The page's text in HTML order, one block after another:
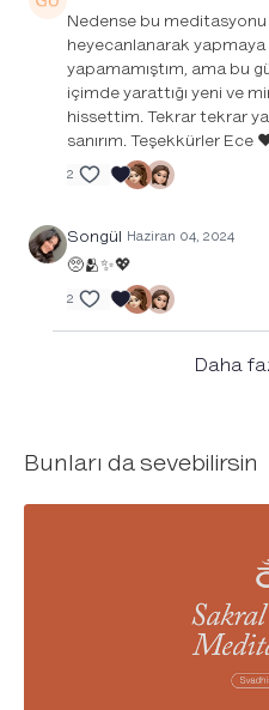
Nedense bu
heyecanlanarak
yapamamıştım, ama bu
içimde yarattığı yeni ve
hissettim. Tekrar tekrar
sanırım. Teşekkürler Ece
2
Songül Haziran 04, 2024
🥺🫂✨💖
2
Daha
Bunları da sevebilirsin